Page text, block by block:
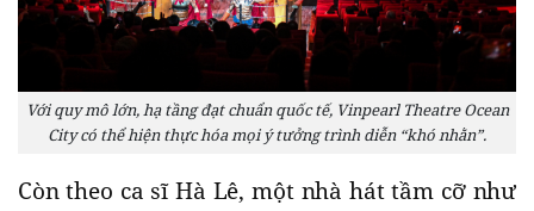
Với quy mô lớn, hạ tầng đạt chuẩn quốc tế, Vinpearl Theatre Ocean
City có thể hiện thực hóa mọi ý tưởng trình diễn “khó nhằn”.
Còn theo ca sĩ Hà Lê, một nhà hát tầm cỡ như